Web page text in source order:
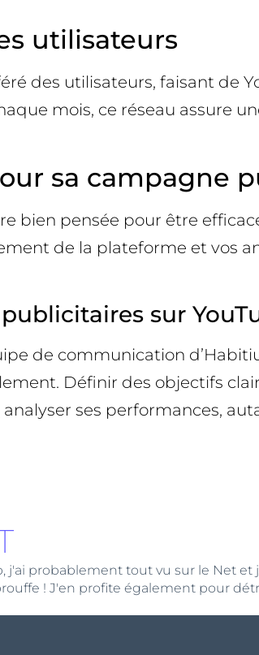
utilisateurs
des utilisateurs, faisant de
mois, ce réseau assure
sa campagne
bien pensée pour être
de la plateforme et vos
sur
de communication
Définir des objectifs
ses performances,
probablement tout vu sur le Net et
! J'en profite également pour